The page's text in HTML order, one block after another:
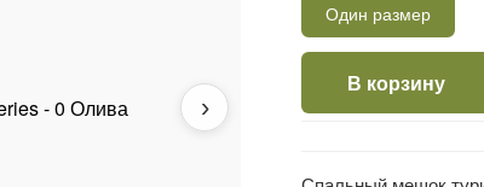
›
Один размер
В корзину